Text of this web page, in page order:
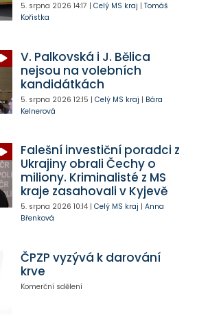
5. srpna 2026 14:17 | Celý MS kraj | Tomáš
Kořistka
V. Palkovská i J. Bělica
nejsou na volebních
kandidátkách
5. srpna 2026 12:15 | Celý MS kraj | Bára
Kelnerová
Falešní investiční poradci z
Ukrajiny obrali Čechy o
miliony. Kriminalisté z MS
kraje zasahovali v Kyjevě
5. srpna 2026 10:14| Celý MS kraj | Anna
Břenková
ČPZP vyzývá k darování
krve
Komerční sdělení